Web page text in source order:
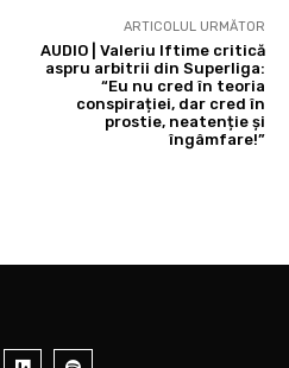
ARTICOLUL URMĂTOR
AUDIO | Valeriu Iftime critică
aspru arbitrii din Superliga:
“Eu nu cred în teoria
conspirației, dar cred în
prostie, neatenție și
îngâmfare!”